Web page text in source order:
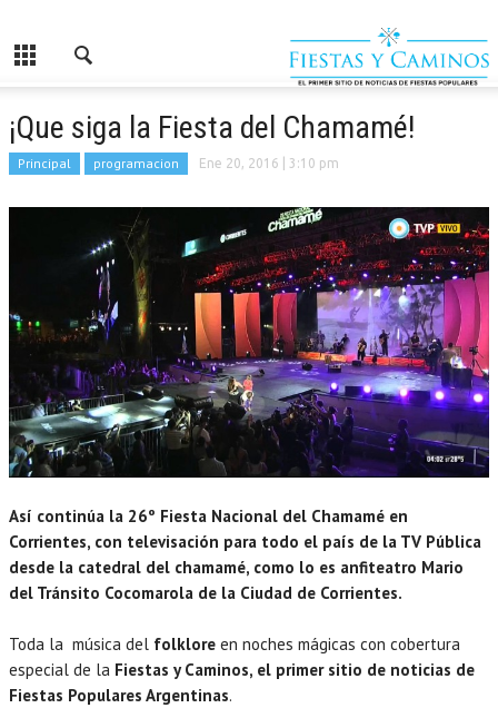
¡Que siga la Fiesta del Chamamé!
Principal programacion Ene 20, 2016 | 3:10 pm
Así continúa la 26º Fiesta Nacional del Chamamé en
Corrientes, con televisación para todo el país de la TV Pública
desde la catedral del chamamé, como lo es anfiteatro Mario
del Tránsito Cocomarola de la Ciudad de Corrientes.
Toda la música del folklore en noches mágicas con cobertura
especial de la Fiestas y Caminos, el primer sitio de noticias de
Fiestas Populares Argentinas.